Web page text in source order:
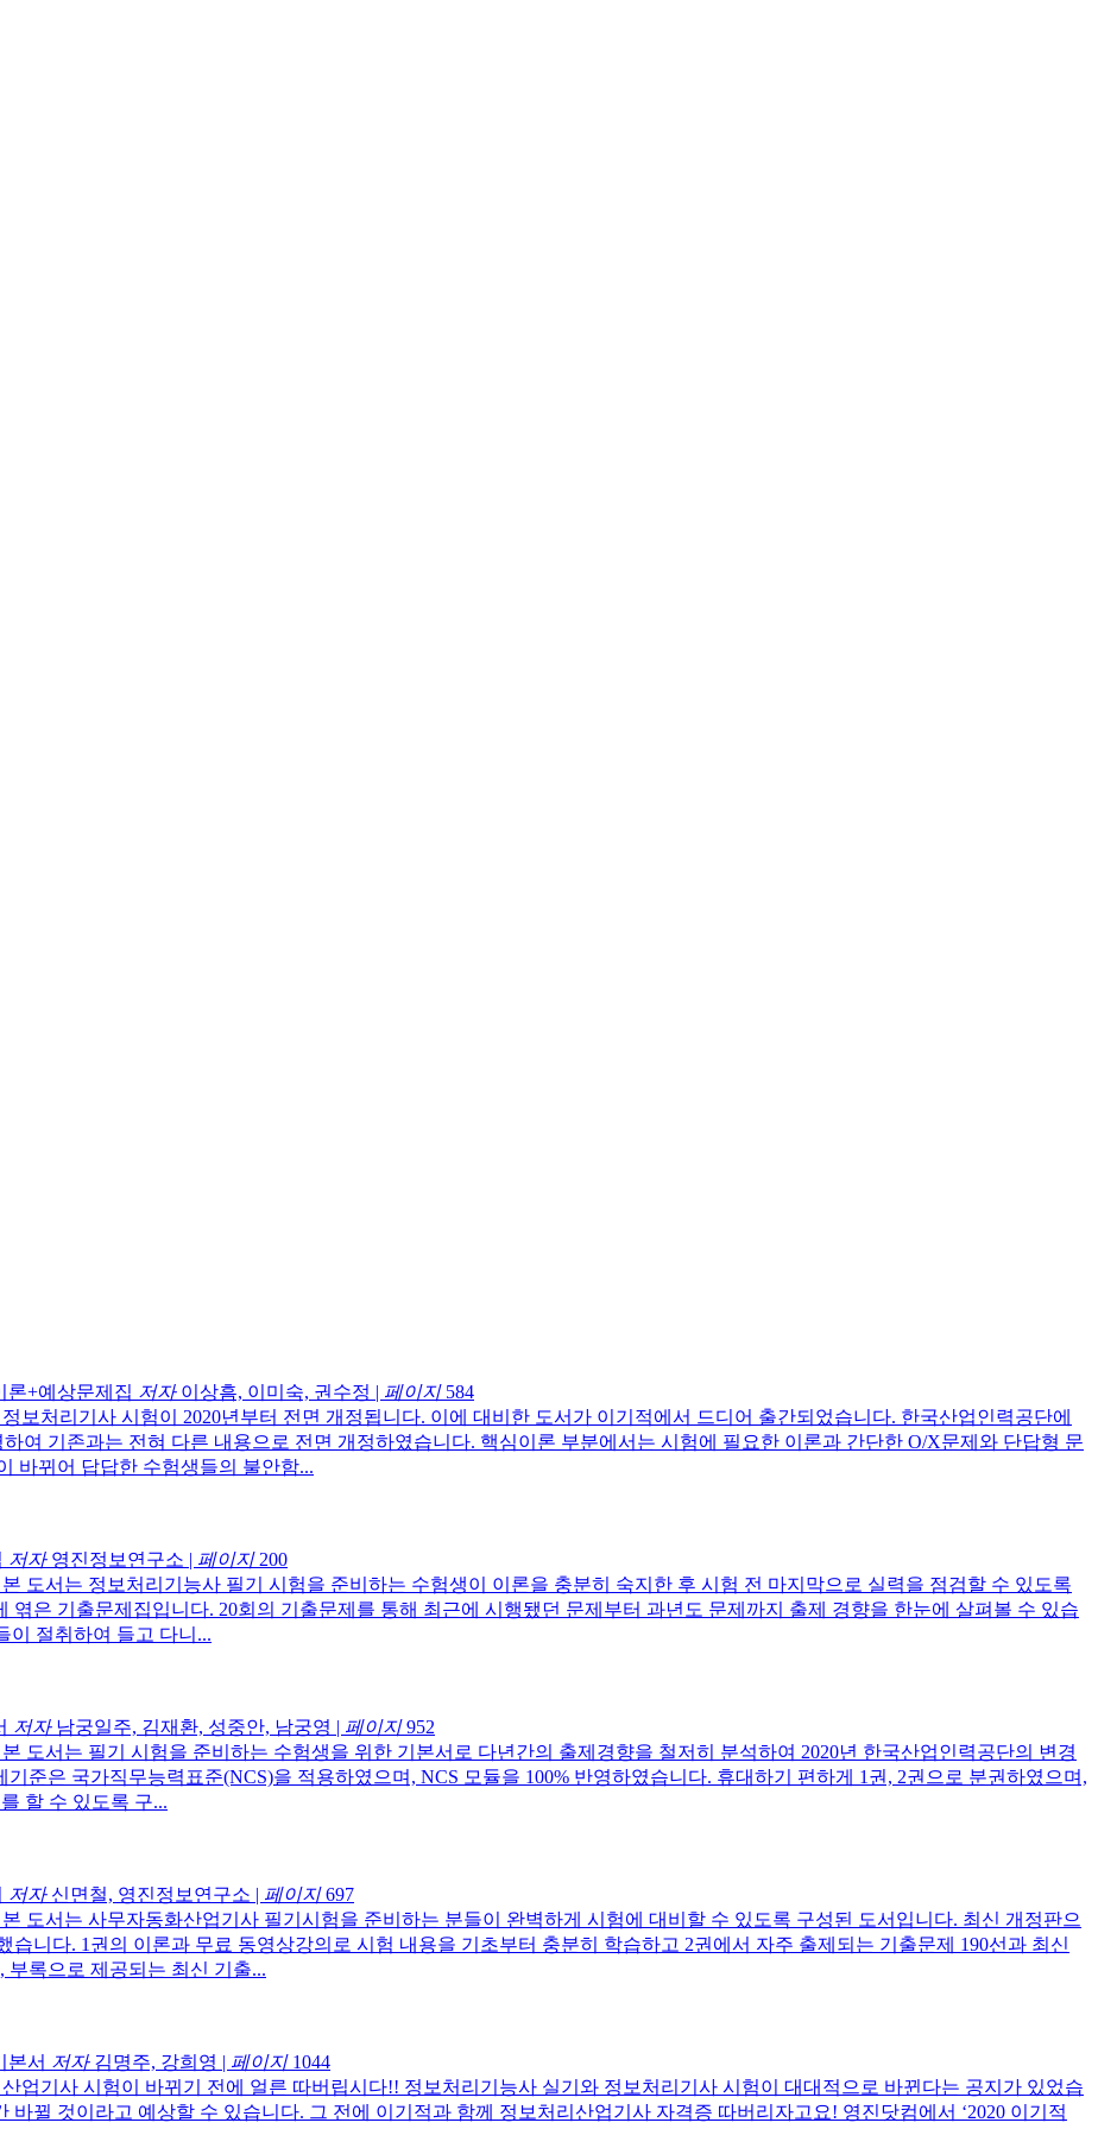
론+예상문제집 저자이상흠, 이미숙, 권수정 | 페이지584
정보처리기사 시험이 2020년부터 전면 개정됩니다. 이에 대비한 도서가 이기적에서 드디어 출간되었습니다. 한국산업인력공단에
여 기존과는 전혀 다른 내용으로 전면 개정하였습니다. 핵심이론 부분에서는 시험에 필요한 이론과 간단한 O/X문제와 단답형 문
바뀌어 답답한 수험생들의 불안함...
저자영진정보연구소 | 페이지200
본 도서는 정보처리기능사 필기 시험을 준비하는 수험생이 이론을 충분히 숙지한 후 시험 전 마지막으로 실력을 점검할 수 있도록
엮은 기출문제집입니다. 20회의 기출문제를 통해 최근에 시행됐던 문제부터 과년도 문제까지 출제 경향을 한눈에 살펴볼 수 있습
이 절취하여 들고 다니...
저자남궁일주, 김재환, 성중안, 남궁영 | 페이지952
본 도서는 필기 시험을 준비하는 수험생을 위한 기본서로 다년간의 출제경향을 철저히 분석하여 2020년 한국산업인력공단의 변경
준은 국가직무능력표준(NCS)을 적용하였으며, NCS 모듈을 100% 반영하였습니다. 휴대하기 편하게 1권, 2권으로 분권하였으며,
할 수 있도록 구...
저자신면철, 영진정보연구소 | 페이지697
본 도서는 사무자동화산업기사 필기시험을 준비하는 분들이 완벽하게 시험에 대비할 수 있도록 구성된 도서입니다. 최신 개정판으
니다. 1권의 이론과 무료 동영상강의로 시험 내용을 기초부터 충분히 학습하고 2권에서 자주 출제되는 기출문제 190선과 최신
부록으로 제공되는 최신 기출...
본서 저자김명주, 강희영 | 페이지1044
산업기사 시험이 바뀌기 전에 얼른 따버립시다!! 정보처리기능사 실기와 정보처리기사 시험이 대대적으로 바뀐다는 공지가 있었습
뀔 것이라고 예상할 수 있습니다. 그 전에 이기적과 함께 정보처리산업기사 자격증 따버리자고요! 영진닷컴에서 ‘2020 이기적